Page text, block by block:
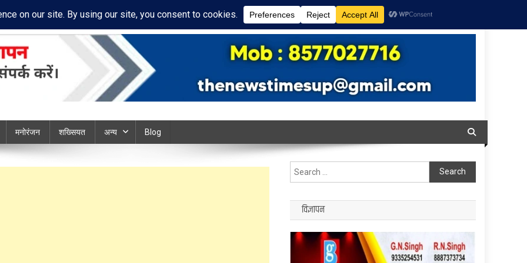
Policy Disclaimer
chandauli
मनोरंजन शख्सियत अन्य Blog
Search
for:
विज्ञापन